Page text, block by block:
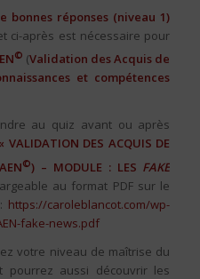
bonnes réponses (niveau 1)
ci-après est nécessaire pour
© (Validation des Acquis de
et compétences
au quiz avant ou après
DES ACQUIS DE
©) – MODULE : LES FAKE
au format PDF sur le
https://caroleblancot.com/wp-
fake-news.pdf
votre niveau de maîtrise du
pourrez aussi découvrir les